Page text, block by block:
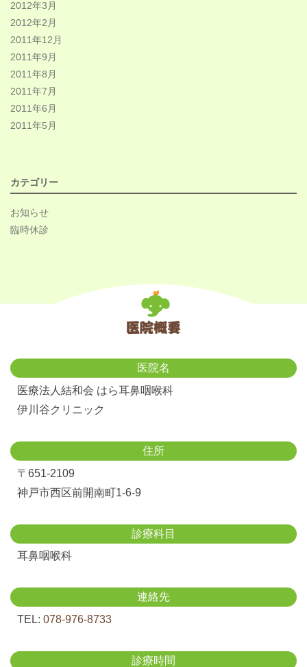
2012年3月
2012年2月
2011年12月
2011年9月
2011年8月
2011年7月
2011年6月
2011年5月
カテゴリー
お知らせ
臨時休診
医院名
医療法人結和会 はら耳鼻咽喉科
伊川谷クリニック
住所
〒651-2109
神戸市西区前開南町1-6-9
診療科目
耳鼻咽喉科
連絡先
TEL: 078-976-8733
診療時間